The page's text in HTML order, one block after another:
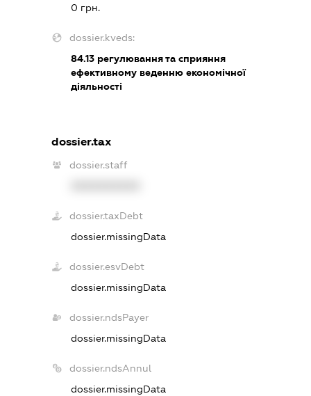
0 грн.
dossier.kveds:
84.13регулювання та сприяння
ефективному веденню економічної
діяльності
dossier.tax
dossier.staff
dossier.taxDebt
dossier.missingData
dossier.esvDebt
dossier.missingData
dossier.ndsPayer
dossier.missingData
dossier.ndsAnnul
dossier.missingData